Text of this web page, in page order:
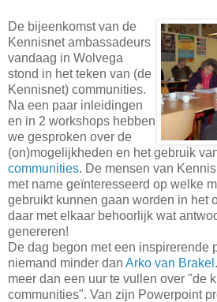
De bijeenkomst van de
Kennisnet ambassadeurs
vandaag in Wolvega
stond in het teken van (de
Kennisnet) communities.
Na een paar inleidingen
en in 2 workshops hebben
we gesproken over de
(on)mogelijkheden en het gebruik
communities. De mensen van
met name geïnteresseerd op welke
gebruikt kunnen gaan worden in het
daar met elkaar behoorlijk wat
genereren!
De dag begon met een inspirerende
niemand minder dan Arko van Brakel
meer dan een uur te vullen over "de
communities". Van zijn Powerpoint